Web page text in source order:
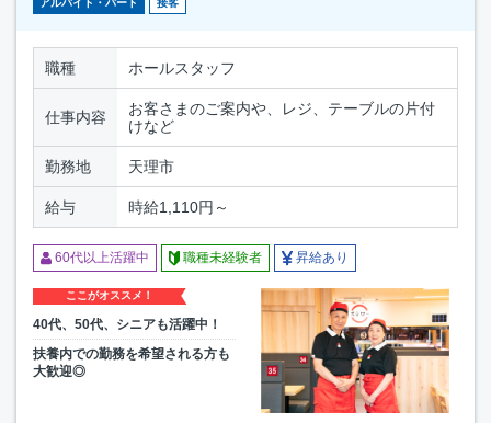
職種 ホールスタッフ
仕事内容
お客さまのご案内や、レジ、テーブルの片付
けなど
勤務地 天理市
給与 時給1,110円～
60代以上活躍中 職種未経験者 昇給あり
ここがオススメ！
40代、50代、シニアも活躍中！
扶養内での勤務を希望される方も
大歓迎◎